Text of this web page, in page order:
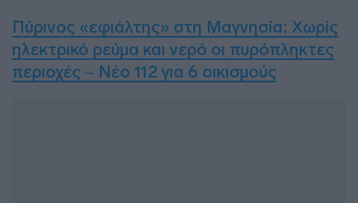
Πύρινος «εφιάλτης» στη Μαγνησία: Χωρίς
ηλεκτρικό ρεύμα και νερό οι πυρόπληκτες
περιοχές – Νέο 112 για 6 οικισμούς